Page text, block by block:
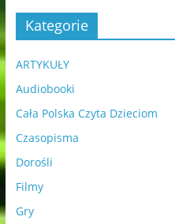
Kategorie
ARTYKUŁY
Audiobooki
Cała Polska Czyta Dzieciom
Czasopisma
Dorośli
Filmy
Gry